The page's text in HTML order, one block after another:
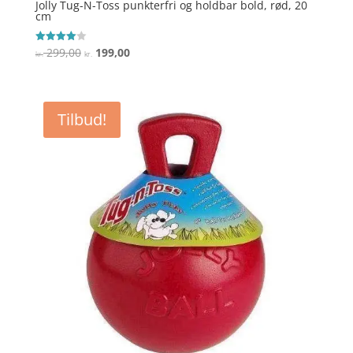
Jolly Tug-N-Toss punkterfri og holdbar bold, rød, 20
cm
Vurderet
4
kr.299,00 Den
var:
kr. 299,00.
kr.199,00Den
kr. 199,00.
Tilbud!